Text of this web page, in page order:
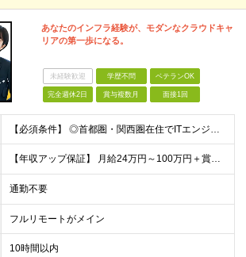
あなたのインフラ経験が、モダンなクラウドキャ
リアの第一歩になる。
未経験歓迎 学歴不問 ベテランOK
完全週休2日 賞与複数月 面接1回
【必須条件】 ◎⾸都圏・関⻄圏在住でITエンジニアとしての実務経験が3年以上ある⽅（開発・インフラいずれも歓迎） →⾸都圏（東京、神奈川、千葉、埼⽟）、関⻄圏（⼤阪、兵庫、京都）在住のITエンジニア採
【年収アップ保証】 月給24万円～100万円＋賞与（年3回）＋諸手当 ◆想定年収432万円〜1200万円(経験・スキルを考慮し決定) ※年収アップ保証付帯 ◆基本給には⽉20時間分の固定残業代(31,
通勤不要
フルリモートがメイン
10時間以内